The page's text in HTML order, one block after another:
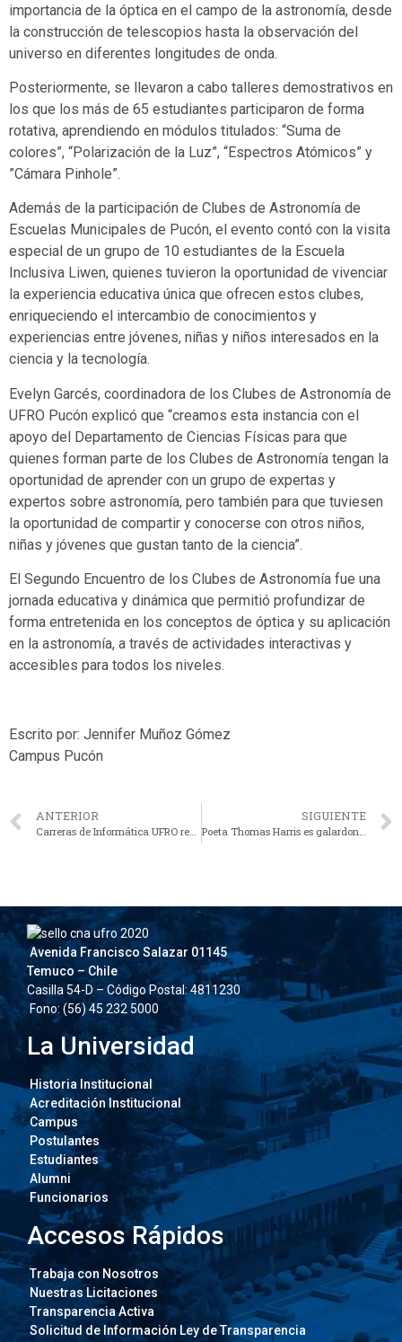
importancia de la óptica en el campo de la astronomía, desde
la construcción de telescopios hasta la observación del
universo en diferentes longitudes de onda.
Posteriormente, se llevaron a cabo talleres demostrativos en
los que los más de 65 estudiantes participaron de forma
rotativa, aprendiendo en módulos titulados: “Suma de
colores”, “Polarización de la Luz”, “Espectros Atómicos” y
”Cámara Pinhole”.
Además de la participación de Clubes de Astronomía de
Escuelas Municipales de Pucón, el evento contó con la visita
especial de un grupo de 10 estudiantes de la Escuela
Inclusiva Liwen, quienes tuvieron la oportunidad de vivenciar
la experiencia educativa única que ofrecen estos clubes,
enriqueciendo el intercambio de conocimientos y
experiencias entre jóvenes, niñas y niños interesados en la
ciencia y la tecnología.
Evelyn Garcés, coordinadora de los Clubes de Astronomía de
UFRO Pucón explicó que “creamos esta instancia con el
apoyo del Departamento de Ciencias Físicas para que
quienes forman parte de los Clubes de Astronomía tengan la
oportunidad de aprender con un grupo de expertas y
expertos sobre astronomía, pero también para que tuviesen
la oportunidad de compartir y conocerse con otros niños,
niñas y jóvenes que gustan tanto de la ciencia”.
El Segundo Encuentro de los Clubes de Astronomía fue una
jornada educativa y dinámica que permitió profundizar de
forma entretenida en los conceptos de óptica y su aplicación
en la astronomía, a través de actividades interactivas y
accesibles para todos los niveles.
Escrito por: Jennifer Muñoz Gómez
Campus Pucón
ANTERIOR
Carreras de Informática UFRO realizan instancias de vinculación con sus alumni y empleadores
SIGUIENTE
Poeta Thomas Harris es galardonado con el VII Premio Nacional de Poesía Jorge Teillier
Avenida Francisco Salazar 01145
Temuco – Chile
Casilla 54-D – Código Postal: 4811230
Fono: (56) 45 232 5000
La Universidad
Historia Institucional
Acreditación Institucional
Campus
Postulantes
Estudiantes
Alumni
Funcionarios
Accesos Rápidos
Trabaja con Nosotros
Nuestras Licitaciones
Transparencia Activa
Solicitud de Información Ley de Transparencia